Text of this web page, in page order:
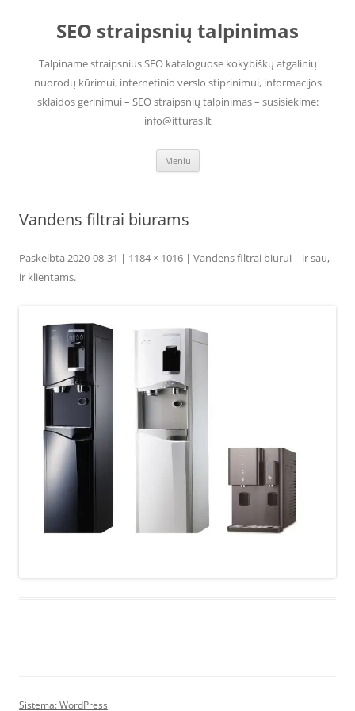
SEO straipsnių talpinimas
Talpiname straipsnius SEO kataloguose kokybiškų atgalinių
nuorodų kūrimui, internetinio verslo stiprinimui, informacijos
sklaidos gerinimui – SEO straipsnių talpinimas – susisiekime:
info@itturas.lt
Meniu
Vandens filtrai biurams
Paskelbta 2020-08-31 | 1184 × 1016 | Vandens filtrai biurui – ir sau,
ir klientams.
Sistema: WordPress